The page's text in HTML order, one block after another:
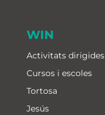
WIN
Activitats dirigides
Cursos i escoles
Tortosa
Jesús